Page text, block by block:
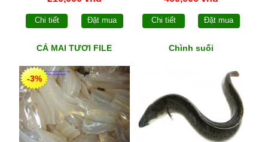
Chi tiết Đặt mua Chi tiết Đặt mua
CÁ MAI TƯƠI FILE
-3%
Chình suối